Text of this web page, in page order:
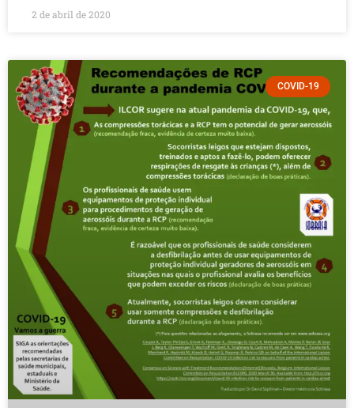
2 de abril de 2020
COVID-19